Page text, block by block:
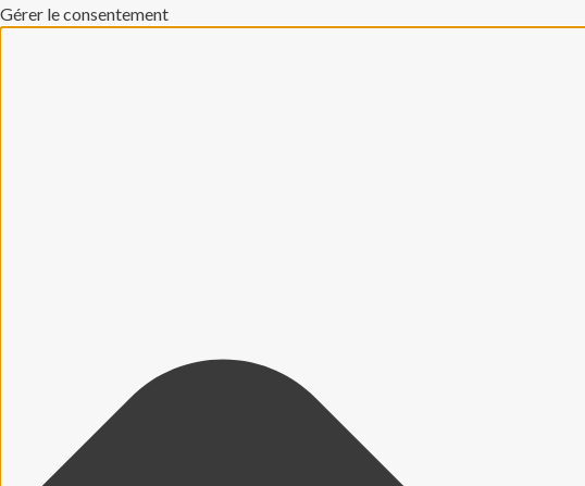
Gérer le consentement